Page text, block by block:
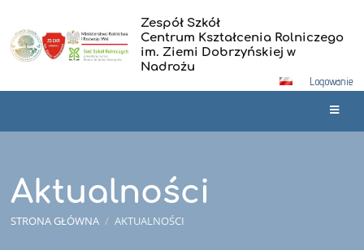
Zespół Szkół
Centrum Kształcenia Rolniczego
im. Ziemi Dobrzyńskiej w
Nadrożu
Logowanie
Aktualności
STRONA GŁÓWNA / AKTUALNOŚCI